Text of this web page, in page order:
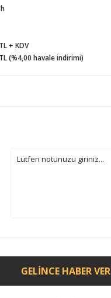
+ KDV
(%4,00 havale indirimi)
GELINCE HABER VER